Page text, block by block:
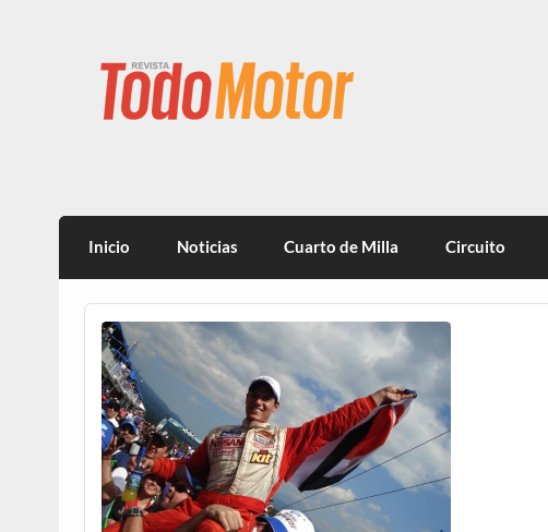
Todo Motor | Centroamérica
Inicio Noticias Cuarto de Milla Circuito